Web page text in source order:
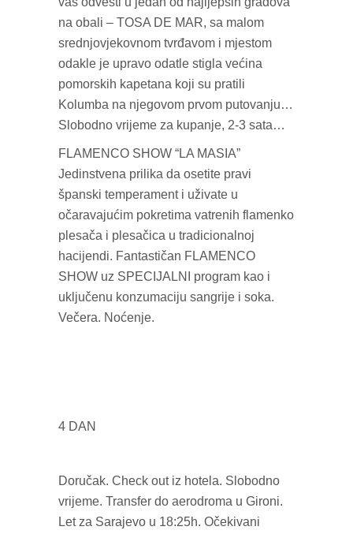
na obali – TOSA DE MAR, sa malom
srednjovjekovnom tvrđavom i mjestom
odakle je upravo odatle stigla većina
pomorskih kapetana koji su pratili
Kolumba na njegovom prvom putovanju…
Slobodno vrijeme za kupanje, 2-3 sata…
FLAMENCO SHOW “LA MASIA”
Jedinstvena prilika da osetite pravi
španski temperament i uživate u
očaravajućim pokretima vatrenih flamenko
plesača i plesačica u tradicionalnoj
hacijendi. Fantastičan FLAMENCO
SHOW uz SPECIJALNI program kao i
uključenu konzumaciju sangrije i soka.
Večera. Noćenje.
4 DAN
Doručak. Check out iz hotela. Slobodno
vrijeme. Transfer do aerodroma u Gironi.
Let za Sarajevo u 18:25h. Očekivani